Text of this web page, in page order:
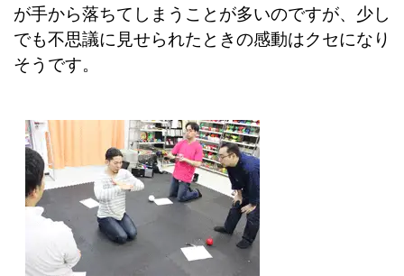
が手から落ちてしまうことが多いのですが、少し
でも不思議に見せられたときの感動はクセになり
そうです。